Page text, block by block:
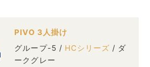
PIVO 3人掛け
グループ-5 / HCシリーズ / ダ
ークグレー